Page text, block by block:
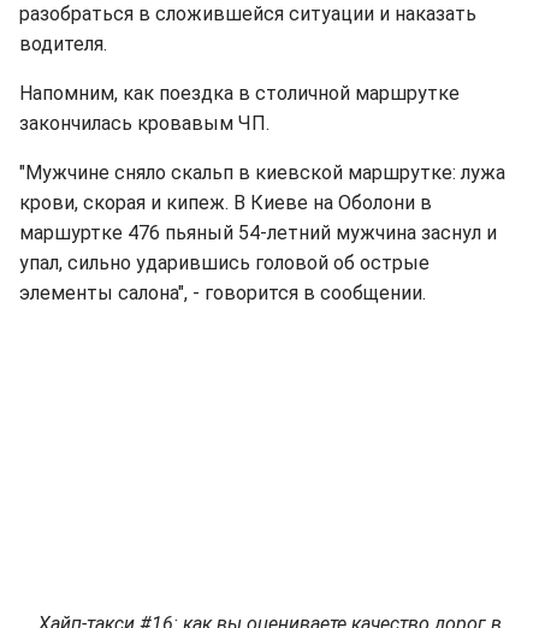
разобраться в сложившейся ситуации и наказать
водителя.
Напомним, как поездка в столичной маршрутке
закончилась кровавым ЧП.
"Мужчине сняло скальп в киевской маршрутке: лужа
крови, скорая и кипеж. В Киеве на Оболони в
маршуртке 476 пьяный 54-летний мужчина заснул и
упал, сильно ударившись головой об острые
элементы салона", - говорится в сообщении.